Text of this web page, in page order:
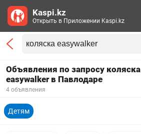
Объявления по запросу коляска
easywalker в Павлодаре
4 объявления
Детям
Kaspi.kz
Открыть в Приложении Kaspi.kz